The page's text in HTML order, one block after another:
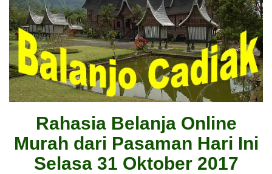
Rahasia Belanja Online
Murah dari Pasaman Hari Ini
Selasa 31 Oktober 2017